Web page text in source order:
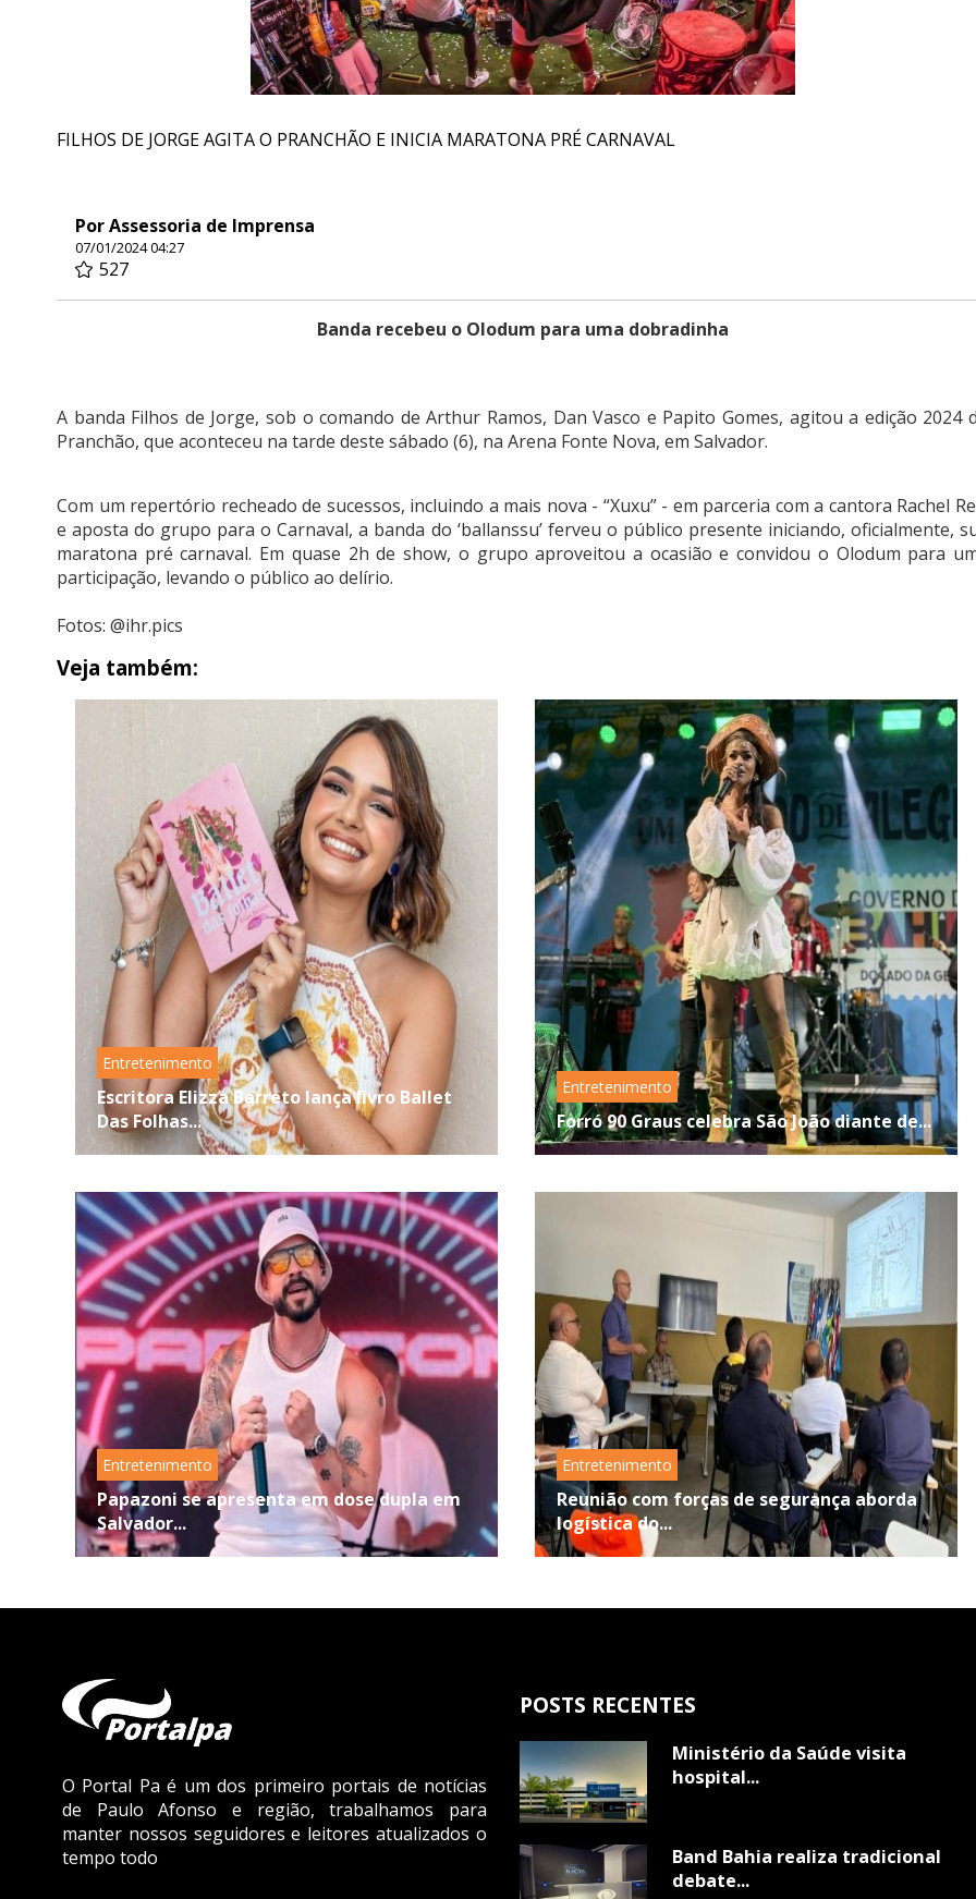
FILHOS DE JORGE AGITA O PRANCHÃO E INICIA MARATONA PRÉ CARNAVAL
Por Assessoria de Imprensa
07/01/2024 04:27
527
Banda recebeu o Olodum para uma dobradinha
A banda Filhos de Jorge, sob o comando de Arthur Ramos, Dan Vasco e Papito Gomes, agitou a edição 2024
Pranchão, que aconteceu na tarde deste sábado (6), na Arena Fonte Nova, em Salvador.
Com um repertório recheado de sucessos, incluindo a mais nova - “Xuxu” - em parceria com a cantora Rachel
e aposta do grupo para o Carnaval, a banda do ‘ballanssu’ ferveu o público presente iniciando, oficialmente,
maratona pré carnaval. Em quase 2h de show, o grupo aproveitou a ocasião e convidou o Olodum para
participação, levando o público ao delírio.
Fotos: @ihr.pics
Veja também:
Entretenimento
Escritora Elizza Barreto lança livro Ballet
Das Folhas...
Entretenimento
Forró 90 Graus celebra São João diante de...
Entretenimento
Papazoni se apresenta em dose dupla em
Salvador...
Entretenimento
Reunião com forças de segurança aborda
logística do...
O Portal Pa é um dos primeiro portais de notícias
de Paulo Afonso e região, trabalhamos para
manter nossos seguidores e leitores atualizados o
tempo todo
POSTS RECENTES
Ministério da Saúde visita
hospital...
Band Bahia realiza tradicional
debate...